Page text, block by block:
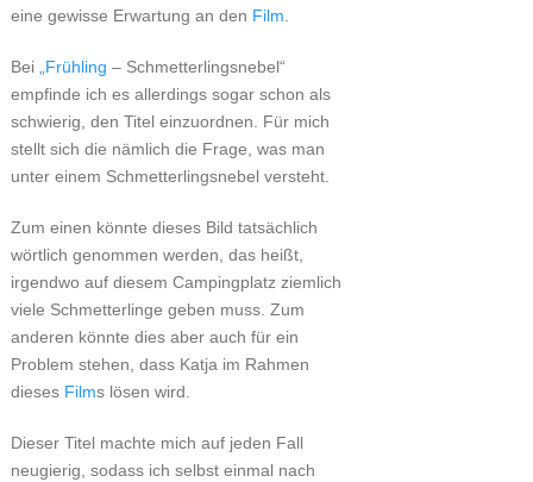
eine gewisse Erwartung an den Film.
Bei „Frühling – Schmetterlingsnebel“
empfinde ich es allerdings sogar schon als
schwierig, den Titel einzuordnen. Für mich
stellt sich die nämlich die Frage, was man
unter einem Schmetterlingsnebel versteht.
Zum einen könnte dieses Bild tatsächlich
wörtlich genommen werden, das heißt,
irgendwo auf diesem Campingplatz ziemlich
viele Schmetterlinge geben muss. Zum
anderen könnte dies aber auch für ein
Problem stehen, dass Katja im Rahmen
dieses Films lösen wird.
Dieser Titel machte mich auf jeden Fall
neugierig, sodass ich selbst einmal nach